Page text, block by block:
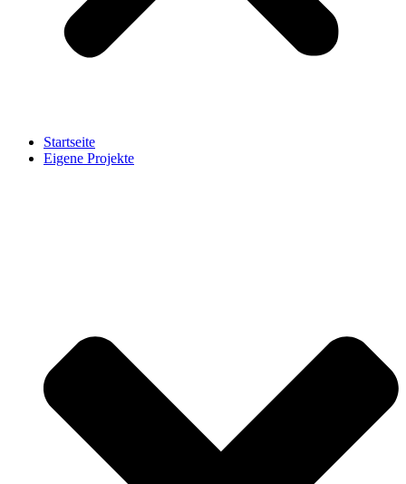
Startseite
Eigene Projekte